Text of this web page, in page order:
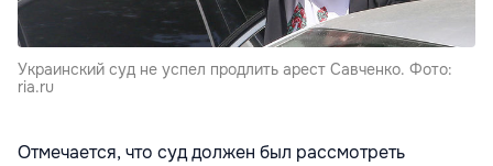
Украинский суд не успел продлить арест Савченко. Фото:
ria.ru
Отмечается, что суд должен был рассмотреть